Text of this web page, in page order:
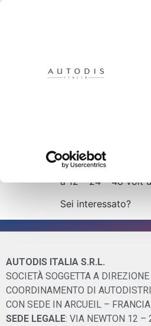
IL PROGETTO
L’obiettivo del
a 12 – 24 – 48 volt
Sei interessato?
AUTODIS ITALIA S.R.L.
SOCIETÀ SOGGETTA A DIREZIONE
COORDINAMENTO DI
CON SEDE IN ARCUEIL – FRANCIA
SEDE LEGALE: VIA NEWTON 12 –